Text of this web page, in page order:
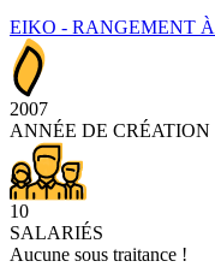
EIKO - RANGEMENT
2007
ANNÉE DE CRÉATION
10
SALARIÉS
Aucune sous traitance !